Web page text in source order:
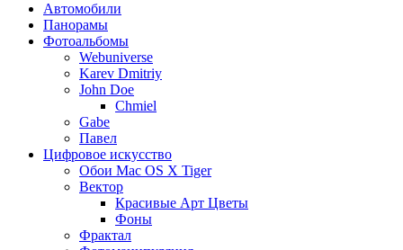
Автомобили
Панорамы
Фотоальбомы
Webuniverse
Karev Dmitriy
John Doe
Chmiel
Gabe
Павел
Цифровое искусство
Обои Mac OS X Tiger
Вектор
Красивые Арт Цветы
Фоны
Фрактал